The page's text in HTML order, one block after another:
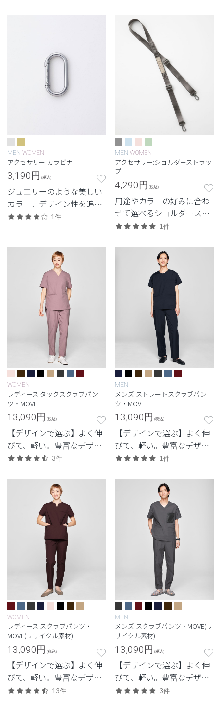
MEN WOMEN
アクセサリー:カラビナ
3,190円 (税込)
ジュエリーのような美しい
カラー、デザイン性を追求
したカラビナ。
1件
MEN WOMEN
アクセサリー:ショルダーストラッ
プ
4,290円 (税込)
用途やカラーの好みに合わ
せて選べるショルダースト
ラップ。
1件
WOMEN
レディース:タックスクラブパン
ツ・MOVE
13,090円 (税込)
【デザインで選ぶ】よく伸
びて、軽い。豊富なデザイ
ンから選べる、動きやすさ
デル。
3件
MEN
メンズ:ストレートスクラブパン
ツ・MOVE
13,090円 (税込)
【デザインで選ぶ】よく伸
びて、軽い。豊富なデザイ
ンから選べる、動きやすさ
デル。
1件
WOMEN
レディース:スクラブパンツ・
MOVE(リサイクル素材)
13,090円 (税込)
【デザインで選ぶ】よく伸
びて、軽い。豊富なデザイ
ンから選べる、動きやすさ
13件
MEN
メンズ:スクラブパンツ・MOVE(リ
サイクル素材)
13,090円 (税込)
【デザインで選ぶ】よく伸
びて、軽い。豊富なデザイ
ンから選べる、動きやすさ
3件